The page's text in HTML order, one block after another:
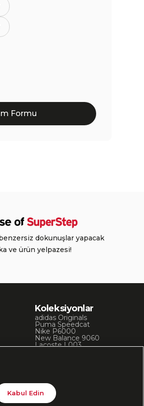
Formu
dokunuşlar yapacak
ve ürün yelpazesi!
Koleksiyonlar
adidas Originals
Puma Speedcat
Nike P6000
New Balance 9060
Lacoste L003
Kabul Edin